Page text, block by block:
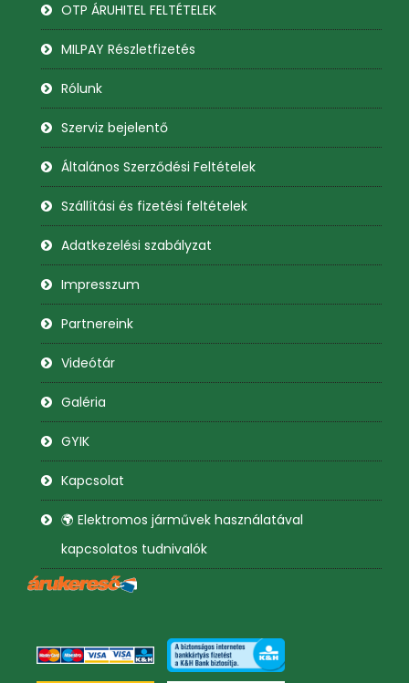
OTP ÁRUHITEL FELTÉTELEK
MILPAY Részletfizetés
Rólunk
Szerviz bejelentő
Általános Szerződési Feltételek
Szállítási és fizetési feltételek
Adatkezelési szabályzat
Impresszum
Partnereink
Videótár
Galéria
GYIK
Kapcsolat
🌍 Elektromos járművek használatával
kapcsolatos tudnivalók